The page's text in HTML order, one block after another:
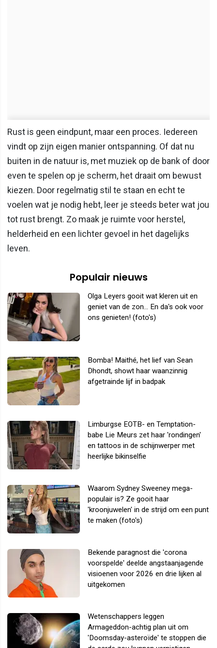
Rust is geen eindpunt, maar een proces. Iedereen
vindt op zijn eigen manier ontspanning. Of dat nu
buiten in de natuur is, met muziek op de bank of door
even te spelen op je scherm, het draait om bewust
kiezen. Door regelmatig stil te staan en echt te
voelen wat je nodig hebt, leer je steeds beter wat jou
tot rust brengt. Zo maak je ruimte voor herstel,
helderheid en een lichter gevoel in het dagelijks
leven.
Populair nieuws
Olga Leyers gooit wat kleren uit en
geniet van de zon... En da's ook voor
ons genieten! (foto's)
Bomba! Maithé, het lief van Sean
Dhondt, showt haar waanzinnig
afgetrainde lijf in badpak
Limburgse EOTB- en Temptation-
babe Lie Meurs zet haar 'rondingen'
en tattoos in de schijnwerper met
heerlijke bikinselfie
Waarom Sydney Sweeney mega-
populair is? Ze gooit haar
'kroonjuwelen' in de strijd om een punt
te maken (foto's)
Bekende paragnost die 'corona
voorspelde' deelde angstaanjagende
visioenen voor 2026 en drie lijken al
uitgekomen
Wetenschappers leggen
Armageddon-achtig plan uit om
'Doomsday-asteroïde' te stoppen die